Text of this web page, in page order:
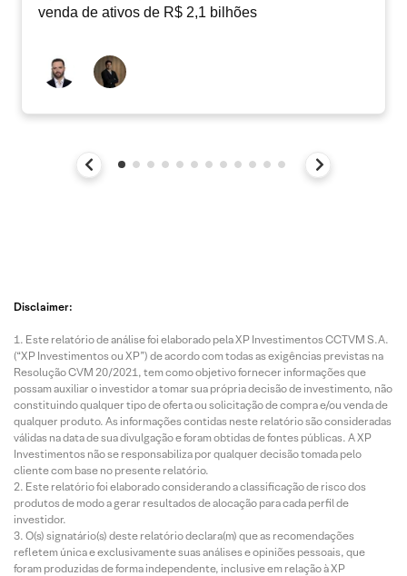
venda de ativos de R$ 2,1 bilhões
Disclaimer:
Este relatório de análise foi elaborado pela XP Investimentos CCTVM S.A.
(“XP Investimentos ou XP”) de acordo com todas as exigências previstas na
Resolução CVM 20/2021, tem como objetivo fornecer informações que
possam auxiliar o investidor a tomar sua própria decisão de investimento, não
constituindo qualquer tipo de oferta ou solicitação de compra e/ou venda de
qualquer produto. As informações contidas neste relatório são consideradas
válidas na data de sua divulgação e foram obtidas de fontes públicas. A XP
Investimentos não se responsabiliza por qualquer decisão tomada pelo
cliente com base no presente relatório.
Este relatório foi elaborado considerando a classificação de risco dos
produtos de modo a gerar resultados de alocação para cada perfil de
investidor.
O(s) signatário(s) deste relatório declara(m) que as recomendações
refletem única e exclusivamente suas análises e opiniões pessoais, que
foram produzidas de forma independente, inclusive em relação à XP